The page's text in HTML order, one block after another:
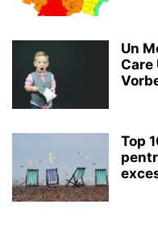
Un
Care
Top